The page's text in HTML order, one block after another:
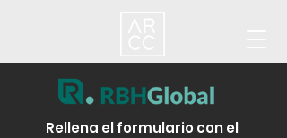
Rellena el formulario con el